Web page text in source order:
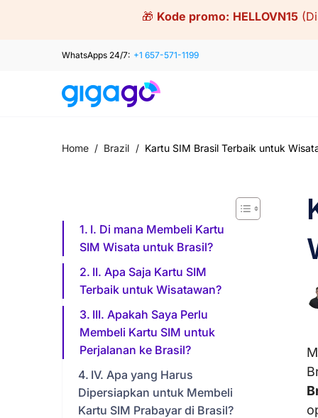
🎁 Kode promo: HELLOVN15
WhatsApps 24/7: +1 657-571-1199
Home / Brazil / Kartu SIM Brasil Terbaik untuk
I. Di mana Membeli Kartu
SIM Wisata untuk Brasil?
II. Apa Saja Kartu SIM
Terbaik untuk Wisatawan?
III. Apakah Saya Perlu
Membeli Kartu SIM untuk
Perjalanan ke Brasil?
IV. Apa yang Harus
Dipersiapkan untuk Membeli
Kartu SIM Prabayar di Brasil?